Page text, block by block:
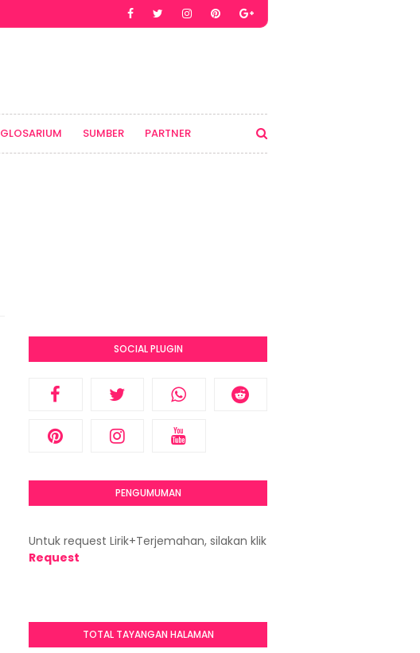
GLOSARIUM SUMBER PARTNER
SOCIAL PLUGIN
PENGUMUMAN
Untuk request Lirik+Terjemahan, silakan klik
Request
TOTAL TAYANGAN HALAMAN